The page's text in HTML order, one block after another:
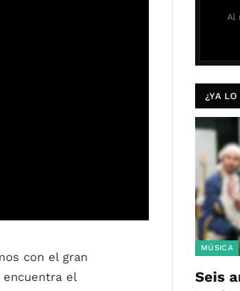
con el gran
encuentra el
Al
¿YA
MÚSICA
Seis